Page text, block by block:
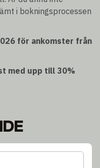
i bokningsprocessen
för ankomster från
med upp till 30%